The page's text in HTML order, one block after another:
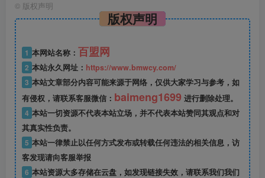
© 版权声明
版权声明
1 本网站名称： 百盟网
2 本站永久网址： https://www.bmwcy.com/
3 本站文章部分内容可能来源于网络，仅供大家学习与参考，如
有侵权，请联系客服微信： baimeng1699 进行删除处理。
4 本站一切资源不代表本站立场，并不代表本站赞同其观点和对
其真实性负责。
5 本站一律禁止以任何方式发布或转载任何违法的相关信息，访
客发现请向客服举报
6 本站资源大多存储在云盘，如发现链接失效，请联系我们我们